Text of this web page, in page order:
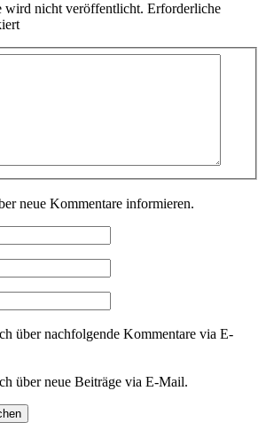
wird nicht veröffentlicht. Erforderliche
neue Kommentare informieren.
über nachfolgende Kommentare via E-
über neue Beiträge via E-Mail.